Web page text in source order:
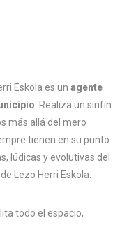
Eskola es un agente
. Realiza un sinfín
más allá del mero
tienen en su punto
lúdicas y evolutivas del
Lezo Herri Eskola.
todo el espacio,